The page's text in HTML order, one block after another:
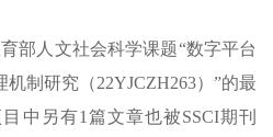
部人文社会科学课题“数字平台
机制研究 （22YJCZH263） ”的最
中另有1篇文章也被SSCI期刊